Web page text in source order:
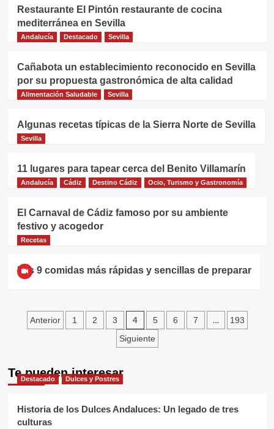
Restaurante El Pintón restaurante de cocina
mediterránea en Sevilla
Andalucía Destacado Sevilla
Cañabota un establecimiento reconocido en Sevilla
por su propuesta gastronómica de alta calidad
Alimentación Saludable Sevilla
Algunas recetas típicas de la Sierra Norte de Sevilla
Sevilla
11 lugares para tapear cerca del Benito Villamarín
Andalucía Cádiz Destino Cádiz Ocio, Turismo y Gastronomía
El Carnaval de Cádiz famoso por su ambiente
festivo y acogedor
Recetas
Las 9 comidas más rápidas y sencillas de preparar
Paginación
Anterior 1 2 3 4 5 6 7 …
193
Siguiente
Te pueden interesar
Destacado Dulces y Postres
Historia de los Dulces Andaluces: Un legado de tres
culturas